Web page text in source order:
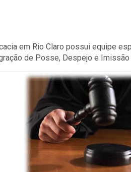
em Rio Claro possui equipe
de Posse, Despejo e